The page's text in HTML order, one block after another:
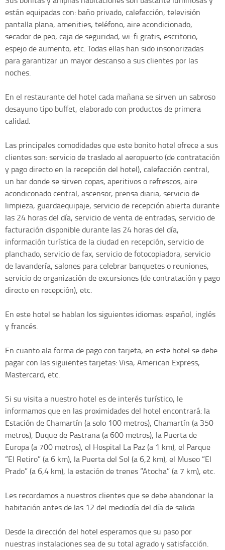
están equipadas con: baño privado, calefacción, televisión
pantalla plana, amenities, teléfono, aire acondicionado,
secador de peo, caja de seguridad, wi-fi gratis, escritorio,
espejo de aumento, etc. Todas ellas han sido insonorizadas
para garantizar un mayor descanso a sus clientes por las
noches.
En el restaurante del hotel cada mañana se sirven un sabroso
desayuno tipo buffet, elaborado con productos de primera
calidad.
Las principales comodidades que este bonito hotel ofrece a sus
clientes son: servicio de traslado al aeropuerto (de contratación
y pago directo en la recepción del hotel), calefacción central,
un bar donde se sirven copas, aperitivos o refrescos, aire
acondiconado central, ascensor, prensa diaria, servicio de
limpieza, guardaequipaje, servicio de recepción abierta durante
las 24 horas del día, servicio de venta de entradas, servicio de
facturación disponible durante las 24 horas del día,
información turística de la ciudad en recepción, servicio de
planchado, servicio de fax, servicio de fotocopiadora, servicio
de lavandería, salones para celebrar banquetes o reuniones,
servicio de organización de excursiones (de contratación y pago
directo en recepción), etc.
En este hotel se hablan los siguientes idiomas: español, inglés
y francés.
En cuanto ala forma de pago con tarjeta, en este hotel se debe
pagar con las siguientes tarjetas: Visa, American Express,
Mastercard, etc.
Si su visita a nuestro hotel es de interés turístico, le
informamos que en las proximidades del hotel encontrará: la
Estación de Chamartín (a solo 100 metros), Chamartín (a 350
metros), Duque de Pastrana (a 600 metros), la Puerta de
Europa (a 700 metros), el Hospital La Paz (a 1 km), el Parque
“El Retiro” (a 6 km), la Puerta del Sol (a 6,2 km), el Museo “El
Prado” (a 6,4 km), la estación de trenes “Atocha” (a 7 km), etc.
Les recordamos a nuestros clientes que se debe abandonar la
habitación antes de las 12 del mediodía del día de salida.
Desde la dirección del hotel esperamos que su paso por
nuestras instalaciones sea de su total agrado y satisfacción.